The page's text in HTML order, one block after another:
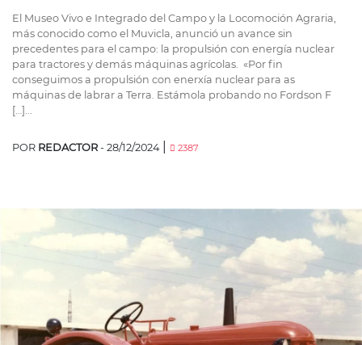
El Museo Vivo e Integrado del Campo y la Locomoción Agraria,
más conocido como el Muvicla, anunció un avance sin
precedentes para el campo: la propulsión con energía nuclear
para tractores y demás máquinas agrícolas. «Por fin
conseguimos a propulsión con enerxía nuclear para as
máquinas de labrar a Terra. Estámola probando no Fordson F
[…]...
POR REDACTOR - 28/12/2024| 2387